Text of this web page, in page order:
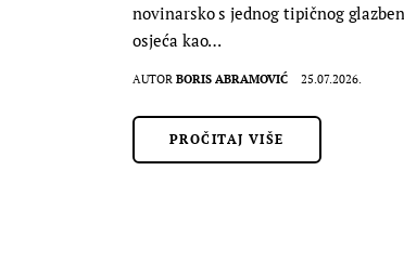
novinarsko s jednog tipičnog
osjeća kao…
AUTOR BORIS ABRAMOVIĆ 25.07.2026.
PROČITAJ VIŠE